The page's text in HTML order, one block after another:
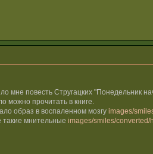
мне повесть Стругацких
можно прочитать в книге.
образ в воспаленном мозгу images/
такие мнительные images/smiles/converted/